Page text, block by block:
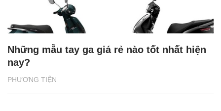
PHƯƠNG TIỆN
Những mẫu tay ga giá rẻ nào tốt nhất hiện
nay?